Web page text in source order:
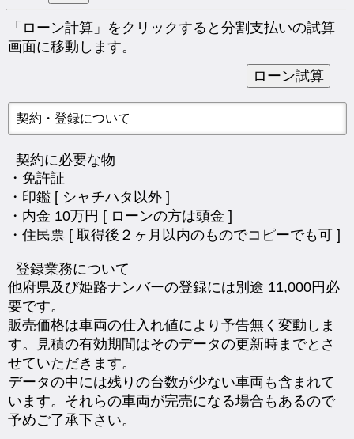
「ローン計算」をクリックすると分割支払いの試算
画面に移動します。
契約・登録について
契約に必要な物
・免許証
・印鑑 [ シャチハタ以外 ]
・内金 10万円 [ ローンの方は頭金 ]
・住民票 [ 取得後２ヶ月以内のものでコピーでも可 ]
登録業務について
他府県及び姫路ナンバーの登録には別途 11,000円必
要です。
販売価格は車両の仕入れ値により予告無く変動しま
す。見積の有効期間はそのデータの更新時までとさ
せていただきます。
データの中には残りの台数が少ない車両も含まれて
います。それらの車両が完売になる場合もあるので
予めご了承下さい。